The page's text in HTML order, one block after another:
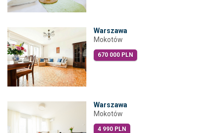
Warszawa
Mokotów
670 000 PLN
Warszawa
Mokotów
4 990 PLN